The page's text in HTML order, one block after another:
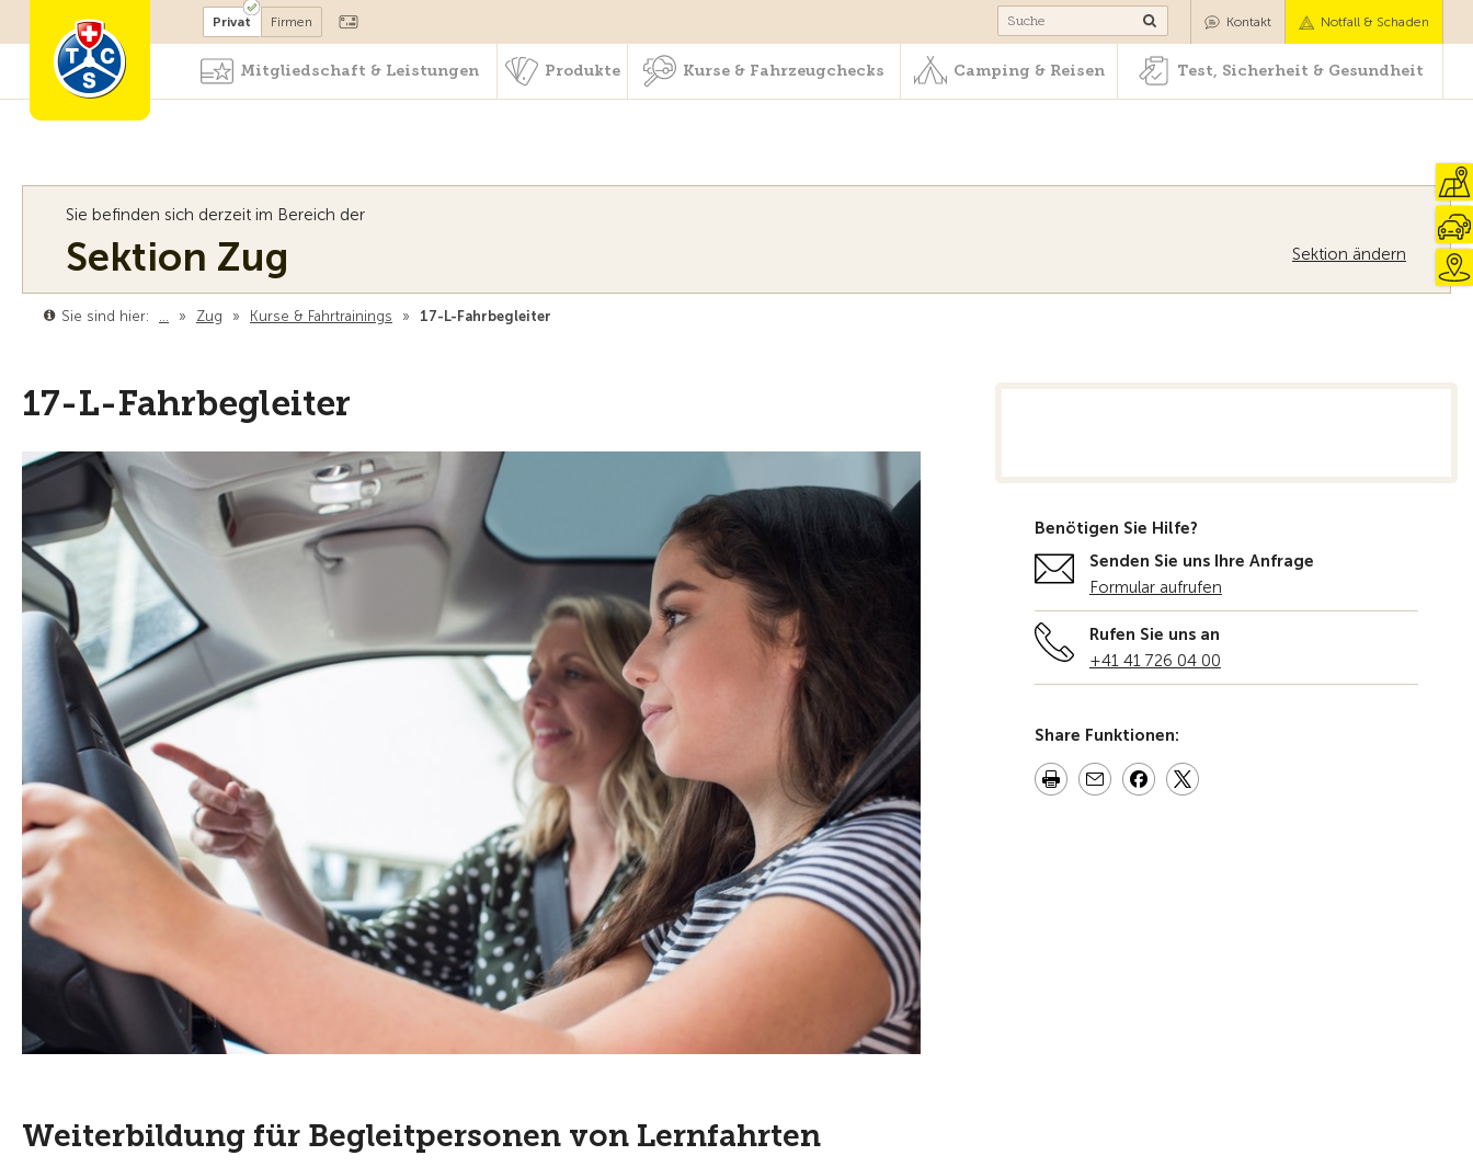
Mitglied werden Camping & Reisen Test, Sicherheit & Gesundheit
Privat Firmen Kontakt Notfall & Schaden
Mitgliedschaft & Leistungen Produkte Kurse & Fahrzeugchecks Camping & Reisen Test, Sicherheit & Gesundheit
Sie befinden sich derzeit im Bereich der
Sektion Zug Sektion ändern
Sie sind hier: … » Zug » Kurse & Fahrtrainings » 17-L-Fahrbegleiter
17-L-Fahrbegleiter
Weiterbildung für Begleitpersonen von Lernfahrten
Benötigen Sie Hilfe?
Senden Sie uns Ihre Anfrage
Formular aufrufen
Rufen Sie uns an
+41 41 726 04 00
Share Funktionen: